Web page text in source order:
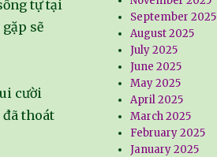
tự tại
sẽ
cười
thoát
September 2025
August 2025
July 2025
June 2025
May 2025
April 2025
March 2025
February 2025
January 2025